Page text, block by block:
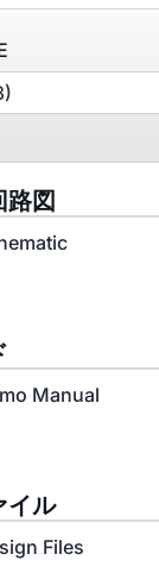
路図
Manual
イル
Files